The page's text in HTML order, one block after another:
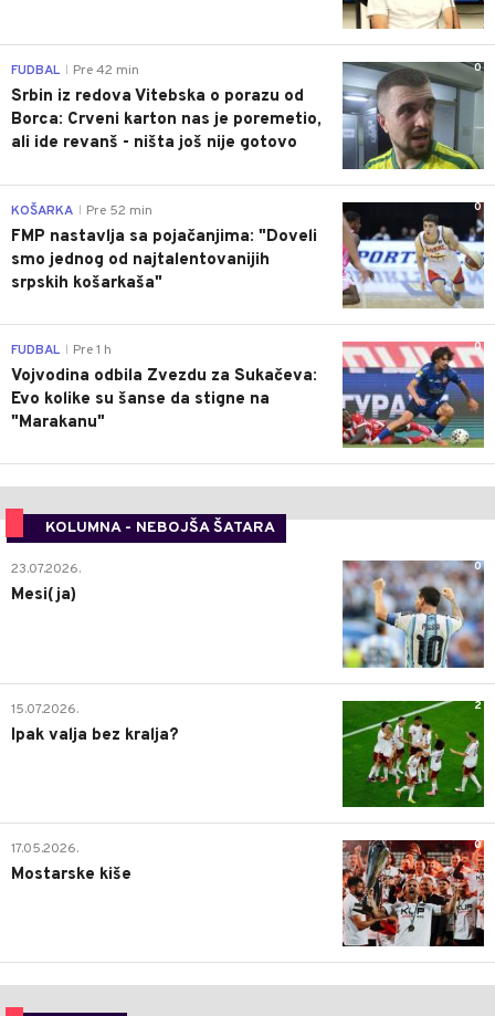
0
FUDBAL Pre 42 min
Srbin iz redova Vitebska o porazu od
Borca: Crveni karton nas je poremetio,
ali ide revanš - ništa još nije gotovo
0
KOŠARKA Pre 52 min
FMP nastavlja sa pojačanjima: "Doveli
smo jednog od najtalentovanijih
srpskih košarkaša"
0
FUDBAL Pre 1 h
Vojvodina odbila Zvezdu za Sukačeva:
Evo kolike su šanse da stigne na
"Marakanu"
KOLUMNA - NEBOJŠA ŠATARA
0
23.07.2026.
Mesi(ja)
2
15.07.2026.
Ipak valja bez kralja?
0
17.05.2026.
Mostarske kiše